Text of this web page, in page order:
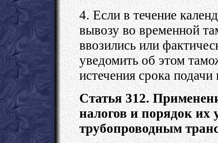
4. Если в течение
вывозу во временной
ввозились или
уведомить об этом
истечения срока
Статья 312.
налогов и порядок
трубопроводным